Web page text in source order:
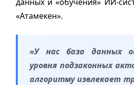
«Атамекен».
«У нас база данных
уровня подзаконных
алгоритму извлекает